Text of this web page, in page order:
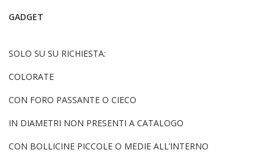
GADGET
SOLO SU SU RICHIESTA:
COLORATE
CON FORO PASSANTE O CIECO
IN DIAMETRI NON PRESENTI A CATALOGO
CON BOLLICINE PICCOLE O MEDIE ALL’INTERNO